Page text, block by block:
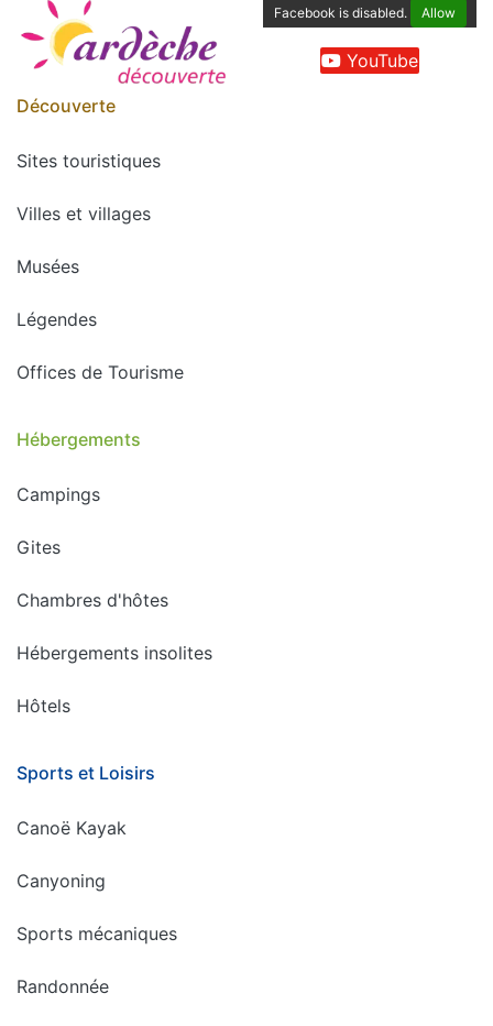
Facebook is disabled. Allow
YouTube
Découverte
Sites touristiques
Villes et villages
Musées
Légendes
Offices de Tourisme
Hébergements
Campings
Gites
Chambres d'hôtes
Hébergements insolites
Hôtels
Sports et Loisirs
Canoë Kayak
Canyoning
Sports mécaniques
Randonnée